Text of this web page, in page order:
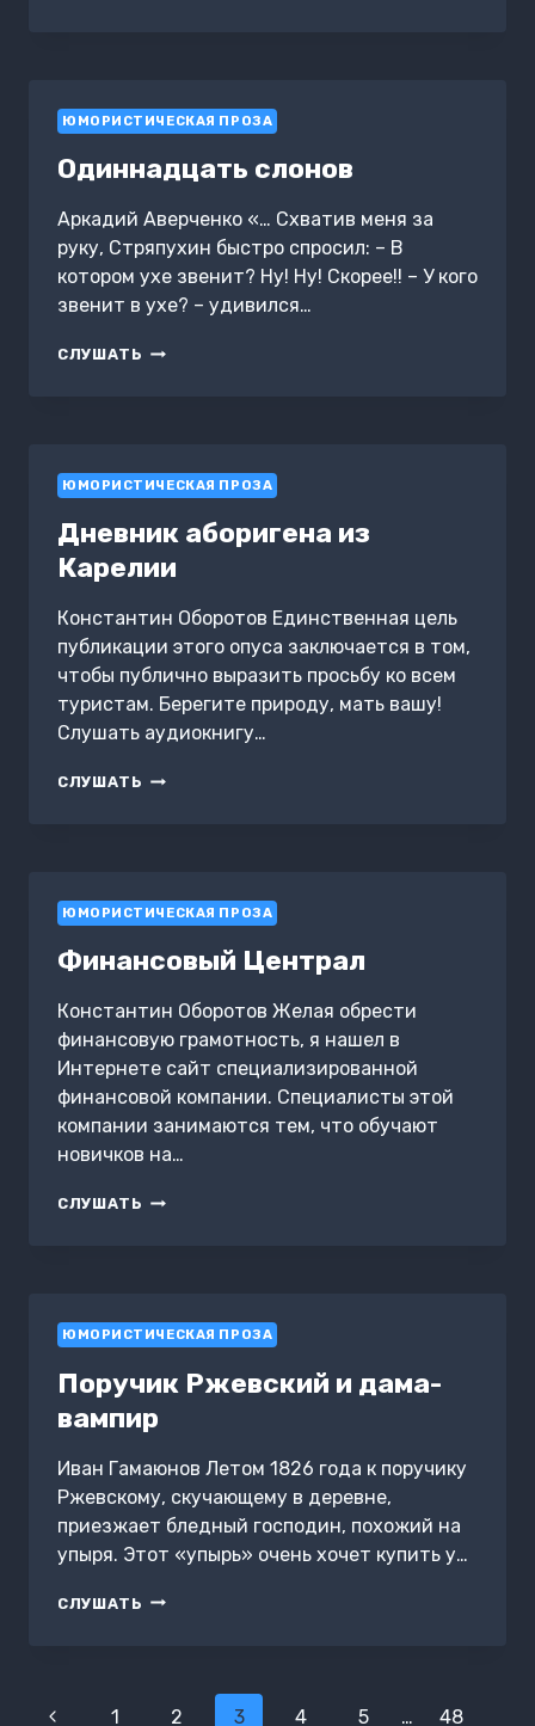
ЮМОРИСТИЧЕСКАЯ ПРОЗА
Одиннадцать слонов
Аркадий Аверченко «… Схватив меня за
руку, Стряпухин быстро спросил: – В
котором ухе звенит? Ну! Ну! Скорее!! – У кого
звенит в ухе? – удивился…
СЛУШАТЬ ОДИННАДЦАТЬ
ЮМОРИСТИЧЕСКАЯ ПРОЗА
Дневник аборигена из
Карелии
Константин Оборотов Единственная цель
публикации этого опуса заключается в том,
чтобы публично выразить просьбу ко всем
туристам. Берегите природу, мать вашу!
Слушать аудиокнигу…
СЛУШАТЬ ДНЕВНИК
ЮМОРИСТИЧЕСКАЯ ПРОЗА
Финансовый Централ
Константин Оборотов Желая обрести
финансовую грамотность, я нашел в
Интернете сайт специализированной
финансовой компании. Специалисты этой
компании занимаются тем, что обучают
новичков на…
СЛУШАТЬ ФИНАНСОВЫЙ
ЮМОРИСТИЧЕСКАЯ ПРОЗА
Поручик Ржевский и дама-
вампир
Иван Гамаюнов Летом 1826 года к поручику
Ржевскому, скучающему в деревне,
приезжает бледный господин, похожий на
упыря. Этот «упырь» очень хочет купить у…
СЛУШАТЬ ПОРУЧИК
ВАМПИР
Навигация
Предыдущая
1 2 3 4 5 … 48